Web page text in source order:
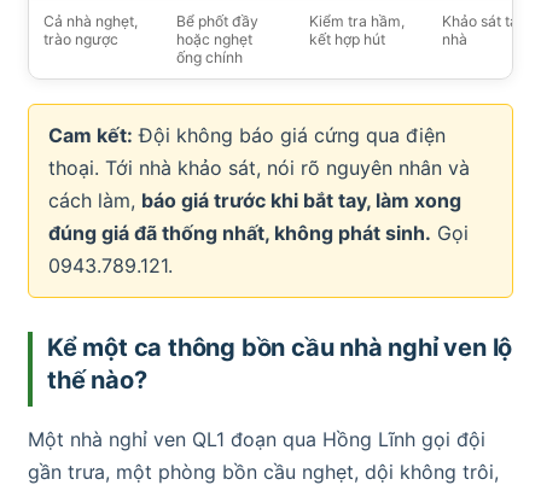
Cả nhà nghẹt,
trào ngược
Bể phốt đầy
hoặc nghẹt
ống chính
Kiểm tra hầm,
kết hợp hút
Khảo sát tại
nhà
Cam kết: Đội không báo giá cứng qua điện
thoại. Tới nhà khảo sát, nói rõ nguyên nhân và
cách làm, báo giá trước khi bắt tay, làm xong
đúng giá đã thống nhất, không phát sinh. Gọi
0943.789.121.
Kể một ca thông bồn cầu nhà nghỉ ven lộ
thế nào?
Một nhà nghỉ ven QL1 đoạn qua Hồng Lĩnh gọi đội
gần trưa, một phòng bồn cầu nghẹt, dội không trôi,